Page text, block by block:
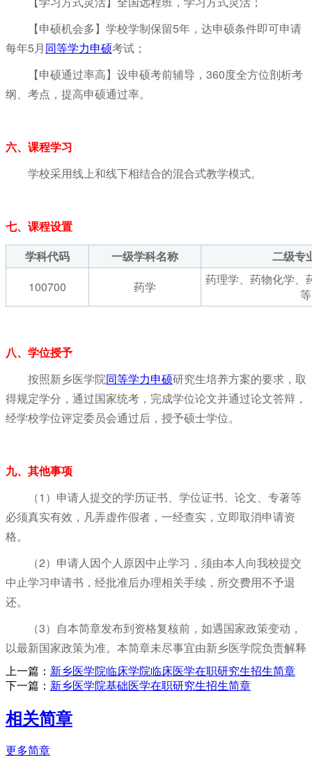
【申硕机会多】学校学制保留5年，达申硕条件即可申请
每年5月同等学力申硕考试；
【申硕通过率高】设申硕考前辅导，360度全方位剖析考
纲、考点，提高申硕通过率。
六、课程学习
学校采用线上和线下相结合的混合式教学模式。
七、课程设置
学科代码
一级学科名称
二级专
100700
药学
药理学、药物化学、
等
八、学位授予
按照新乡医学院同等学力申硕研究生培养方案的要求，取
得规定学分，通过国家统考，完成学位论文并通过论文答辩，
经学校学位评定委员会通过后，授予硕士学位。
九、其他事项
（1）申请人提交的学历证书、学位证书、论文、专著等
必须真实有效，凡弄虚作假者，一经查实，立即取消申请资
格。
（2）申请人因个人原因中止学习，须由本人向我校提交
中止学习申请书，经批准后办理相关手续，所交费用不予退
还。
（3）自本简章发布到资格复核前，如遇国家政策变动，
以最新国家政策为准。本简章未尽事宜由新乡医学院负责解释
上一篇： 新乡医学院临床学院临床医学在职研究生招生简章
下一篇： 新乡医学院基础医学在职研究生招生简章
相关简章
更多简章